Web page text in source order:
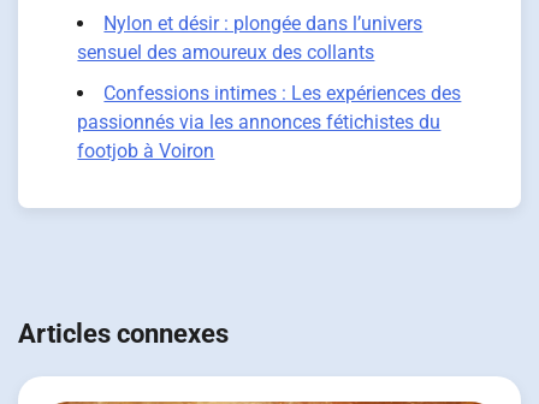
Nylon et désir : plongée dans l’univers
sensuel des amoureux des collants
Confessions intimes : Les expériences des
passionnés via les annonces fétichistes du
footjob à Voiron
de
Articles connexes